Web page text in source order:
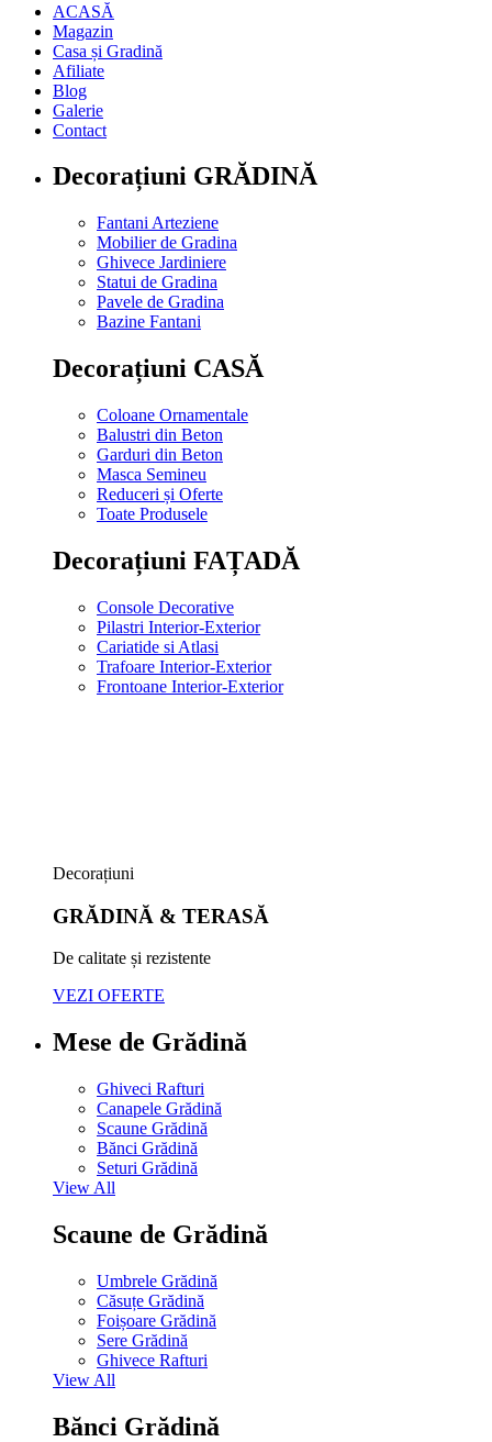
ACASĂ
Magazin
Casa și Gradină
Afiliate
Blog
Galerie
Contact
Decorațiuni GRĂDINĂ
Fantani Arteziene
Mobilier de Gradina
Ghivece Jardiniere
Statui de Gradina
Pavele de Gradina
Bazine Fantani
Decorațiuni CASĂ
Coloane Ornamentale
Balustri din Beton
Garduri din Beton
Masca Semineu
Reduceri și Oferte
Toate Produsele
Decorațiuni FAȚADĂ
Console Decorative
Pilastri Interior-Exterior
Cariatide si Atlasi
Trafoare Interior-Exterior
Frontoane Interior-Exterior
Decorațiuni
GRĂDINĂ & TERASĂ
De calitate și rezistente
VEZI OFERTE
Mese de Grădină
Ghiveci Rafturi
Canapele Grădină
Scaune Grădină
Bănci Grădină
Seturi Grădină
View All
Scaune de Grădină
Umbrele Grădină
Căsuțe Grădină
Foișoare Grădină
Sere Grădină
Ghivece Rafturi
View All
Bănci Grădină